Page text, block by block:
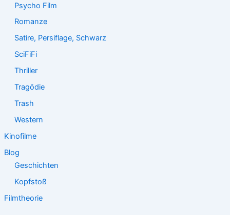
Psycho Film
Romanze
Satire, Persiflage, Schwarz
SciFiFi
Thriller
Tragödie
Trash
Western
Kinofilme
Blog
Geschichten
Kopfstoß
Filmtheorie